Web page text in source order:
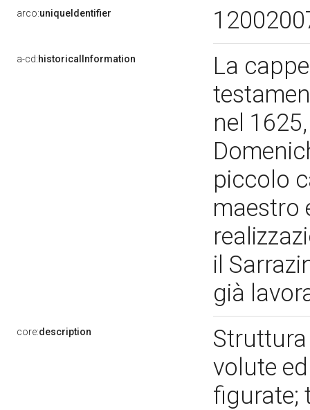
arco:uniqueIdentifier
a-cd:historicalInformation
La
nel
piccolo
maestro
il
già
core:description
volute
figurate;